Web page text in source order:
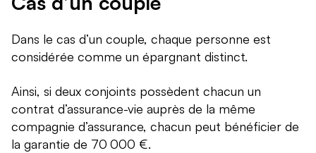
Dans le cas d’un couple, chaque personne est
considérée comme un épargnant distinct.
Ainsi, si deux conjoints possèdent chacun un
contrat d’assurance-vie auprès de la même
compagnie d’assurance, chacun peut bénéficier de
la garantie de 70 000 €.